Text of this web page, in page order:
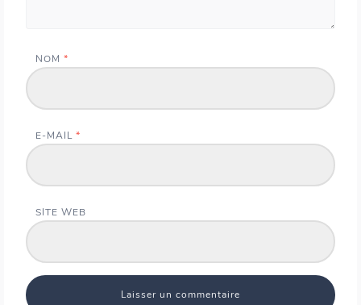
NOM *
E-MAIL *
SITE WEB